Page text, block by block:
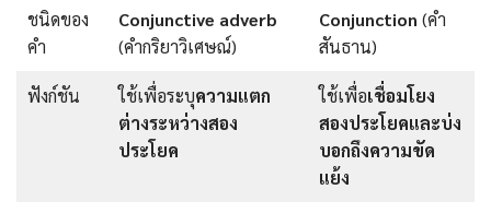
ชนิดของ
คํา
Conjunctive adverb
(คํากริยาวิเศษณ์)
Conjunction (คํา
สันธาน)
ฟังก์ชัน ใช้เพื่อระบุความแตก
ต่างระหว่างสอง
ประโยค
ใช้เพื่อเชื่อมโยง
สองประโยคและบ่ง
บอกถึงความขัด
แย้ง